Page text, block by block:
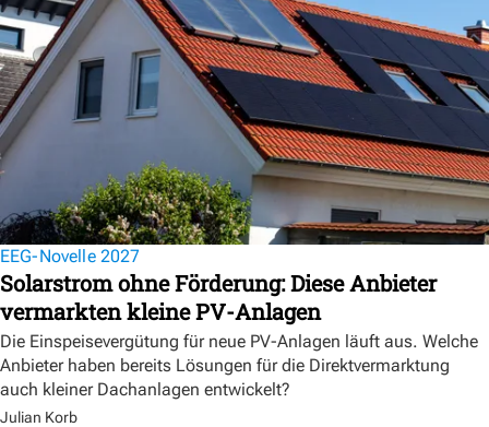
EEG-Novelle 2027
Solarstrom ohne Förderung: Diese Anbieter
vermarkten kleine PV-Anlagen
Die Einspeisevergütung für neue PV-Anlagen läuft aus. Welche
Anbieter haben bereits Lösungen für die Direktvermarktung
auch kleiner Dachanlagen entwickelt?
Julian Korb